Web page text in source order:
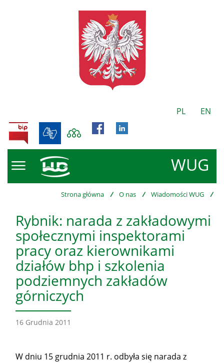
PL EN
WUG
BIP
Strona główna / O nas / Wiadomości WUG /
Rybnik: narada z zakładowymi
społecznymi inspektorami
pracy oraz kierownikami
działów bhp i szkolenia
podziemnych zakładów
górniczych
16 Grudnia 2011
W dniu 15 grudnia 2011 r. odbyła się narada z